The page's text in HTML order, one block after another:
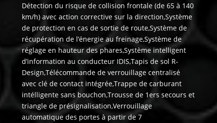
Détection du risque de collision frontale (de 65 à 140
km/h) avec action corrective sur la direction,Système
de protection en cas de sortie de route,Système de
récupération de l’énergie au freinage,Système de
réglage en hauteur des phares,Système intelligent
d’information au conducteur IDIS,Tapis de sol R-
Design,Télécommande de verrouillage centralisé
avec clé de contact intégrée,Trappe de carburant
intélligente sans bouchon,Trousse de 1ers secours et
triangle de présignalisation,Verrouillage
automatique des portes à partir de 7